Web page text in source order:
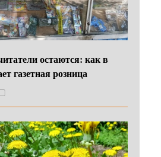
остаются: как в
газетная розница